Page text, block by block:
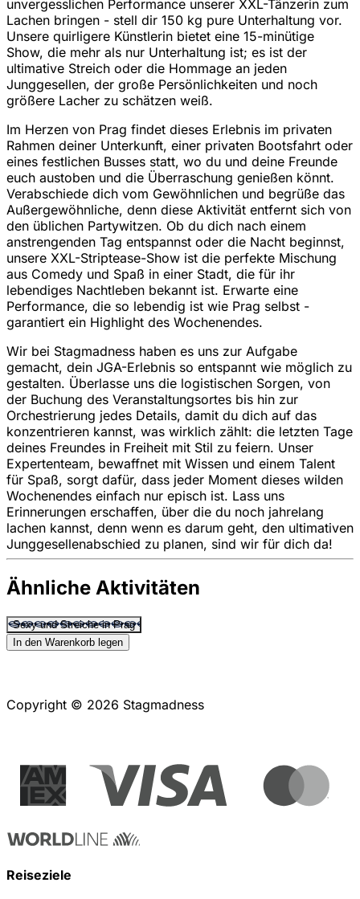
unvergesslichen Performance unserer XXL-Tänzerin zum
Lachen bringen - stell dir 150 kg pure Unterhaltung vor.
Unsere quirligere Künstlerin bietet eine 15-minütige
Show, die mehr als nur Unterhaltung ist; es ist der
ultimative Streich oder die Hommage an jeden
Junggesellen, der große Persönlichkeiten und noch
größere Lacher zu schätzen weiß.
Im Herzen von Prag findet dieses Erlebnis im privaten
Rahmen deiner Unterkunft, einer privaten Bootsfahrt oder
eines festlichen Busses statt, wo du und deine Freunde
euch austoben und die Überraschung genießen könnt.
Verabschiede dich vom Gewöhnlichen und begrüße das
Außergewöhnliche, denn diese Aktivität entfernt sich von
den üblichen Partywitzen. Ob du dich nach einem
anstrengenden Tag entspannst oder die Nacht beginnst,
unsere XXL-Striptease-Show ist die perfekte Mischung
aus Comedy und Spaß in einer Stadt, die für ihr
lebendiges Nachtleben bekannt ist. Erwarte eine
Performance, die so lebendig ist wie Prag selbst -
garantiert ein Highlight des Wochenendes.
Wir bei Stagmadness haben es uns zur Aufgabe
gemacht, dein JGA-Erlebnis so entspannt wie möglich zu
gestalten. Überlasse uns die logistischen Sorgen, von
der Buchung des Veranstaltungsortes bis hin zur
Orchestrierung jedes Details, damit du dich auf das
konzentrieren kannst, was wirklich zählt: die letzten Tage
deines Freundes in Freiheit mit Stil zu feiern. Unser
Expertenteam, bewaffnet mit Wissen und einem Talent
für Spaß, sorgt dafür, dass jeder Moment dieses wilden
Wochenendes einfach nur episch ist. Lass uns
Erinnerungen erschaffen, über die du noch jahrelang
lachen kannst, denn wenn es darum geht, den ultimativen
Junggesellenabschied zu planen, sind wir für dich da!
Ähnliche Aktivitäten
Sexy und Streiche in Prag
In den Warenkorb legen
Copyright © 2026 Stagmadness
Reiseziele